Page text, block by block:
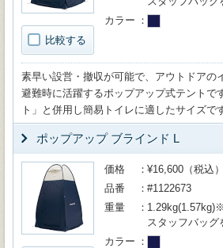
比較する
カラー
素早い設営・撤収が可能で、アウトドアの
避難時に活躍するポップアップ式テントで
ト」と併用し簡易トイレに適したサイズで
ポップアップ ブラインド L
価格
¥16,600（税込）
品番
#1122673
重量
スタッフバッグ
カラー